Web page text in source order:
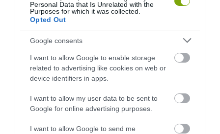
Personal Data that Is Unrelated with the
Purposes for which it was collected.
Opted Out
Google consents
I want to allow Google to enable storage
related to advertising like cookies on web or
device identifiers in apps.
I want to allow my user data to be sent to
Google for online advertising purposes.
I want to allow Google to send me
ELŐZŐ CIKK